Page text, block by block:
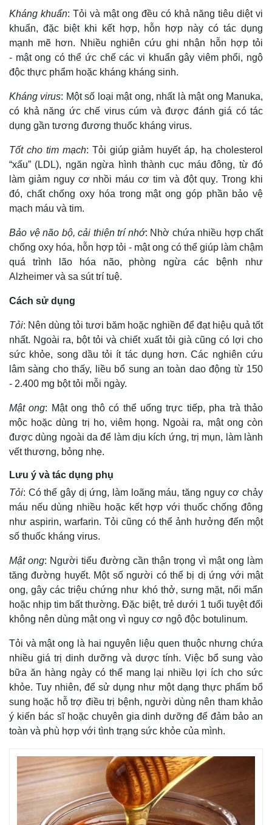
Quan sát
Hồ sơ
E-Magazine
Infographic
Kháng khuẩn: Tỏi và mật ong đều có khả năng tiêu diệt vi
khuẩn, đặc biệt khi kết hợp, hỗn hợp này có tác dụng
mạnh mẽ hơn. Nhiều nghiên cứu ghi nhận hỗn hợp tỏi
- mật ong có thể ức chế các vi khuẩn gây viêm phổi, ngộ
độc thực phẩm hoặc kháng kháng sinh.
Kháng virus: Một số loại mật ong, nhất là mật ong Manuka,
có khả năng ức chế virus cúm và được đánh giá có tác
dụng gần tương đương thuốc kháng virus.
Tốt cho tim mạch: Tỏi giúp giảm huyết áp, hạ cholesterol
“xấu” (LDL), ngăn ngừa hình thành cục máu đông, từ đó
làm giảm nguy cơ nhồi máu cơ tim và đột quỵ. Trong khi
đó, chất chống oxy hóa trong mật ong góp phần bảo vệ
mạch máu và tim.
Bảo vệ não bộ, cải thiện trí nhớ: Nhờ chứa nhiều hợp chất
chống oxy hóa, hỗn hợp tỏi - mật ong có thể giúp làm chậm
quá trình lão hóa não, phòng ngừa các bệnh như
Alzheimer và sa sút trí tuệ.
Cách sử dụng
Tỏi: Nên dùng tỏi tươi băm hoặc nghiền để đạt hiệu quả tốt
nhất. Ngoài ra, bột tỏi và chiết xuất tỏi già cũng có lợi cho
sức khỏe, song dầu tỏi ít tác dụng hơn. Các nghiên cứu
lâm sàng cho thấy, liều bổ sung an toàn dao động từ 150
- 2.400 mg bột tỏi mỗi ngày.
Mật ong: Mật ong thô có thể uống trực tiếp, pha trà thảo
mộc hoặc dùng trị ho, viêm họng. Ngoài ra, mật ong còn
được dùng ngoài da để làm dịu kích ứng, trị mụn, làm lành
vết thương, bỏng nhẹ.
Lưu ý và tác dụng phụ
Tỏi: Có thể gây dị ứng, làm loãng máu, tăng nguy cơ chảy
máu nếu dùng nhiều hoặc kết hợp với thuốc chống đông
như aspirin, warfarin. Tỏi cũng có thể ảnh hưởng đến một
số thuốc kháng virus.
Mật ong: Người tiểu đường cần thận trọng vì mật ong làm
tăng đường huyết. Một số người có thể bị dị ứng với mật
ong, gây các triệu chứng như khó thở, sưng mặt, nổi mẩn
hoặc nhịp tim bất thường. Đặc biệt, trẻ dưới 1 tuổi tuyệt đối
không nên dùng mật ong vì nguy cơ ngộ độc botulinum.
Tỏi và mật ong là hai nguyên liệu quen thuộc nhưng chứa
nhiều giá trị dinh dưỡng và dược tính. Việc bổ sung vào
bữa ăn hàng ngày có thể mang lại nhiều lợi ích cho sức
khỏe. Tuy nhiên, để sử dụng như một dạng thực phẩm bổ
sung hoặc hỗ trợ điều trị bệnh, người dùng nên tham khảo
ý kiến bác sĩ hoặc chuyên gia dinh dưỡng để đảm bảo an
toàn và phù hợp với tình trạng sức khỏe của mình.